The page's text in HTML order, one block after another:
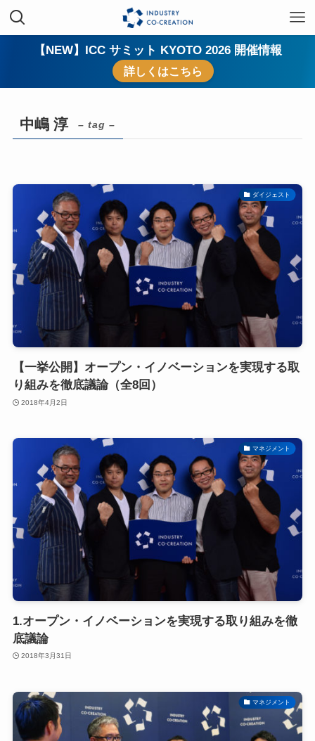
【NEW】ICC サミット KYOTO 2026 開催情報
詳しくはこちら
中嶋 淳 – tag –
ダイジェスト
【一挙公開】オープン・イノベーションを実現する取
り組みを徹底議論（全8回）
2018年4月2日
マネジメント
1.オープン・イノベーションを実現する取り組みを徹
底議論
2018年3月31日
マネジメント